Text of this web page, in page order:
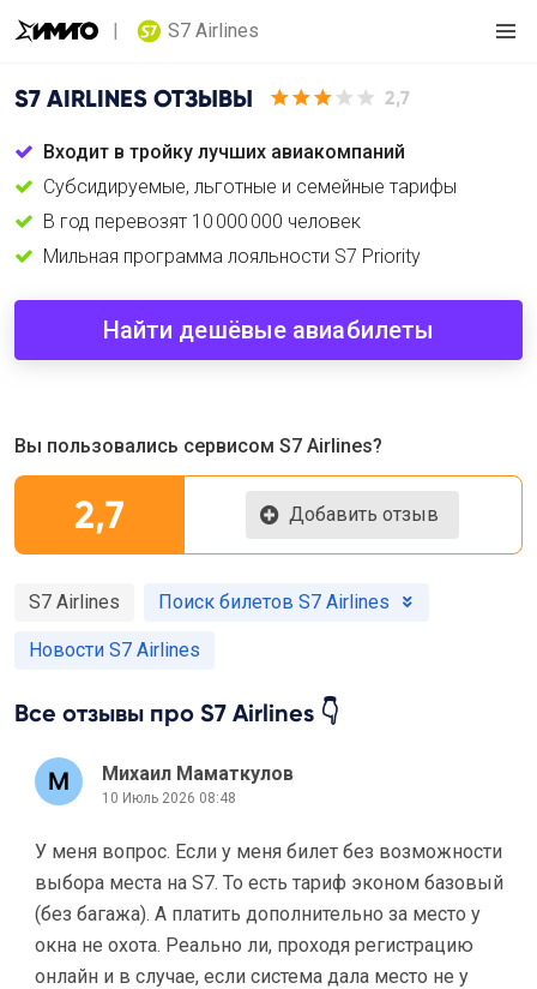
S7 Airlines
S7 AIRLINES ОТЗЫВЫ 2,7
Входит в тройку лучших авиакомпаний
Субсидируемые, льготные и семейные тарифы
В год перевозят 10 000 000 человек
Мильная программа лояльности S7 Priority
Найти дешёвые авиабилеты
Вы пользовались сервисом S7 Airlines?
2,7 Добавить отзыв
S7 Airlines Поиск билетов S7 Airlines
Новости S7 Airlines
Все отзывы про S7 Airlines 👇
Михаил Маматкулов
10 Июль 2026 08:48
У меня вопрос. Если у меня билет без возможности
выбора места на S7. То есть тариф эконом базовый
(без багажа). А платить дополнительно за место у
окна не охота. Реально ли, проходя регистрацию
онлайн и в случае, если система дала место не у